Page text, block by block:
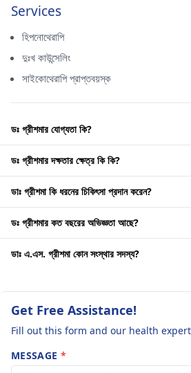
Services
হিপনোথেরাপি
দুঃখ কাউন্সেলিং
সাইকোথেরাপি প্রাপ্তবয়স্ক
ডঃ গ্রীশমার যোগ্যতা কি?
ডঃ গ্রীশমার দক্ষতার ক্ষেত্র কি কি?
ডাঃ গ্রীশমা কি ধরনের চিকিৎসা প্রদান করেন?
ডঃ গ্রীশমার কত বছরের অভিজ্ঞতা আছে?
ডাঃ এ.এস. গ্রীশমা কোন সংস্থার সদস্য?
Get Free Assistance!
Fill out this form and our health
MESSAGE *